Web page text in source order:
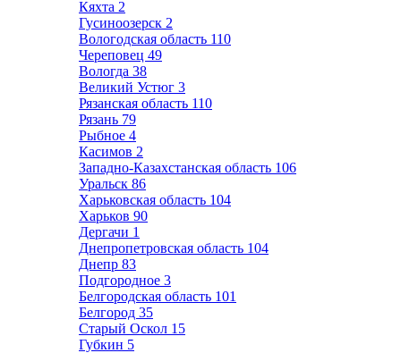
Кяхта 2
Гусиноозерск 2
Вологодская область 110
Череповец 49
Вологда 38
Великий Устюг 3
Рязанская область 110
Рязань 79
Рыбное 4
Касимов 2
Западно-Казахстанская область 106
Уральск 86
Харьковская область 104
Харьков 90
Дергачи 1
Днепропетровская область 104
Днепр 83
Подгородное 3
Белгородская область 101
Белгород 35
Старый Оскол 15
Губкин 5